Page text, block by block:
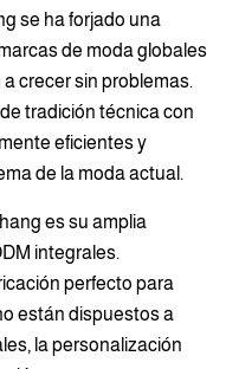
se ha forjado una
de moda globales
crecer sin problemas.
tradición técnica con
eficientes y
de la moda actual.
es su amplia
integrales.
perfecto para
están dispuestos a
la personalización